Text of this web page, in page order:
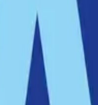
en modern och hållbar
man tar ansvar för att
har förutsättningar att bli
skärgårdsmiljön.
som en levande och